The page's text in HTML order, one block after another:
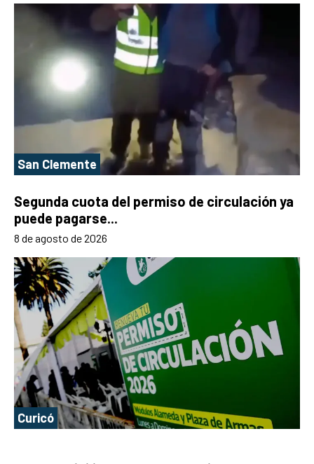
San Clemente
Segunda cuota del permiso de circulación ya
puede pagarse...
8 de agosto de 2026
Curicó